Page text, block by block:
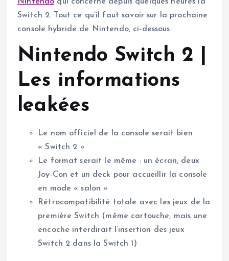
Nintendo qui concerne depuis quelques heures la
Switch 2. Tout ce qu’il faut savoir sur la prochaine
console hybride de Nintendo, ci-dessous.
Nintendo Switch 2 |
Les informations
leakées
Le nom officiel de la console serait bien
« Switch 2 »
Le format serait le même : un écran, deux
Joy-Con et un deck pour accueillir la console
en mode « salon »
Rétrocompatibilité totale avec les jeux de la
première Switch (même cartouche, mais une
encoche interdirait l’insertion des jeux
Switch 2 dans la Switch 1)